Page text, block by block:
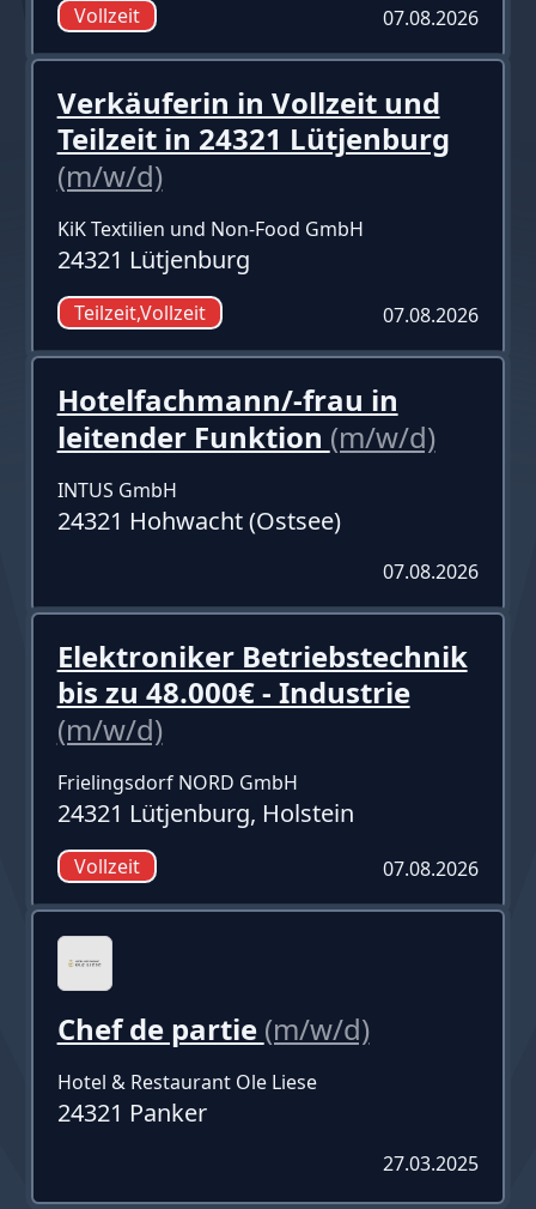
Vollzeit 07.08.2026
Verkäuferin in Vollzeit und
Teilzeit in 24321 Lütjenburg
(m/w/d)
KiK Textilien und Non-Food GmbH
24321 Lütjenburg
Teilzeit,Vollzeit 07.08.2026
Hotelfachmann/-frau in
leitender Funktion (m/w/d)
INTUS GmbH
24321 Hohwacht (Ostsee)
07.08.2026
Elektroniker Betriebstechnik
bis zu 48.000€ - Industrie
(m/w/d)
Frielingsdorf NORD GmbH
24321 Lütjenburg, Holstein
Vollzeit 07.08.2026
Chef de partie (m/w/d)
Hotel & Restaurant Ole Liese
24321 Panker
27.03.2025